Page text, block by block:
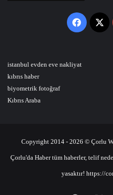
Facebook
X
istanbul evden eve nakliyat
kıbrıs haber
biyometrik fotoğraf
Kıbrıs Araba
Copyright 2014 - 2026 © Çorlu
Çorlu'da Haber tüm haberler, telif
yasaktır! https://